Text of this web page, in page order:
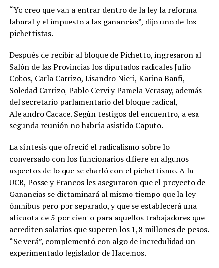
“Yo creo que van a entrar dentro de la ley la reforma
laboral y el impuesto a las ganancias”, dijo uno de los
pichettistas.
Después de recibir al bloque de Pichetto, ingresaron al
Salón de las Provincias los diputados radicales Julio
Cobos, Carla Carrizo, Lisandro Nieri, Karina Banfi,
Soledad Carrizo, Pablo Cervi y Pamela Verasay, además
del secretario parlamentario del bloque radical,
Alejandro Cacace. Según testigos del encuentro, a esa
segunda reunión no habría asistido Caputo.
La síntesis que ofreció el radicalismo sobre lo
conversado con los funcionarios difiere en algunos
aspectos de lo que se charló con el pichettismo. A la
UCR, Posse y Francos les aseguraron que el proyecto de
Ganancias se dictaminará al mismo tiempo que la ley
ómnibus pero por separado, y que se establecerá una
alícuota de 5 por ciento para aquellos trabajadores que
acrediten salarios que superen los 1,8 millones de pesos.
“Se verá”, complementó con algo de incredulidad un
experimentado legislador de Hacemos.